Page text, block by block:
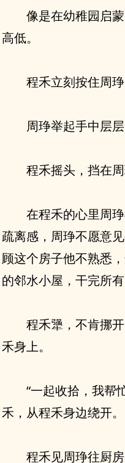
像是在幼稚园启
高低。
程禾立刻按住周
周琤举起手中层
程禾摇头，挡在周
在程禾的心里周
疏离感，周琤不愿意
顾这个房子他不熟悉
的邻水小屋，干完所有
程禾犟，不肯挪
禾身上。
“一起收拾，我帮
禾，从程禾身边绕开。
程禾见周琤往厨